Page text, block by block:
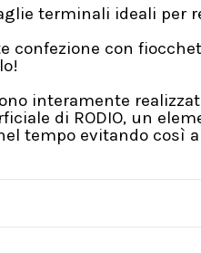
terminali ideali per
confezione con
sono interamente
di RODIO, un
tempo evitando